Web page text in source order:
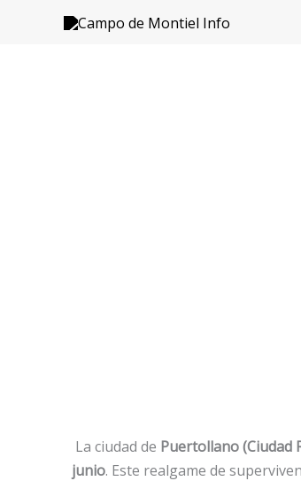
La ciudad de Puertollano (Ciudad
junio. Este realgame de